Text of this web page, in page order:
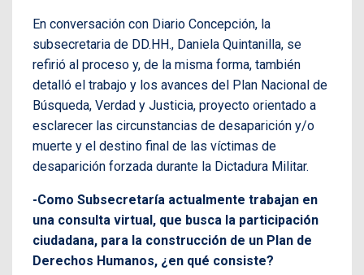
En conversación con Diario Concepción, la
subsecretaria de DD.HH., Daniela Quintanilla, se
refirió al proceso y, de la misma forma, también
detalló el trabajo y los avances del Plan Nacional de
Búsqueda, Verdad y Justicia, proyecto orientado a
esclarecer las circunstancias de desaparición y/o
muerte y el destino final de las víctimas de
desaparición forzada durante la Dictadura Militar.
-Como Subsecretaría actualmente trabajan en
una consulta virtual, que busca la participación
ciudadana, para la construcción de un Plan de
Derechos Humanos, ¿en qué consiste?